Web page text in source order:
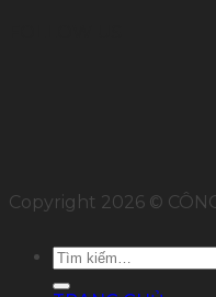
Copyright 2026 ©
Tìm